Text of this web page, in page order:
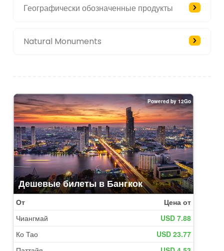
Географически обозначенные продукты
Natural Monuments